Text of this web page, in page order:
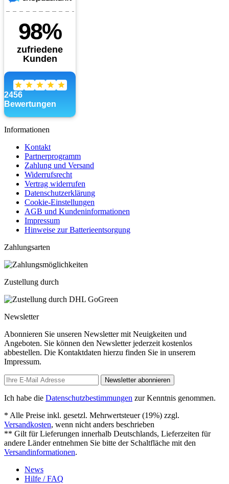
Informationen
Kontakt
Partnerprogramm
Zahlung und Versand
Widerrufsrecht
Vertrag widerrufen
Datenschutzerklärung
Cookie-Einstellungen
AGB und Kundeninformationen
Impressum
Hinweise zur Batterieentsorgung
Zahlungsarten
Zustellung durch
Newsletter
Abonnieren Sie unseren Newsletter mit Neuigkeiten und
Angeboten. Sie können den Newsletter jederzeit kostenlos
abbestellen. Die Kontaktdaten hierzu finden Sie in unserem
Impressum.
Newsletter abonnieren
Ich habe die Datenschutzbestimmungen zur Kenntnis genommen.
* Alle Preise inkl. gesetzl. Mehrwertsteuer (19%) zzgl.
Versandkosten, wenn nicht anders beschrieben
** Gilt für Lieferungen innerhalb Deutschlands, Lieferzeiten für
andere Länder entnehmen Sie bitte der Schaltfläche mit den
Versandinformationen.
News
Hilfe / FAQ